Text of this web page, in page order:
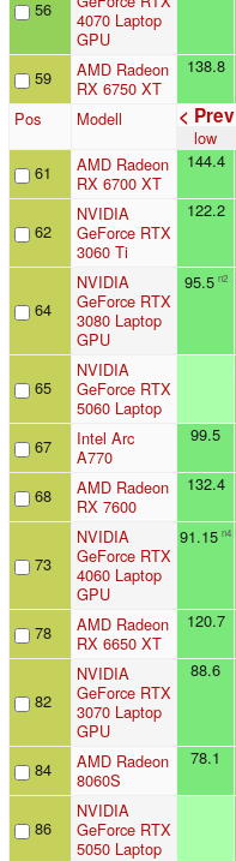
56
4070 Laptop
GPU
59
AMD Radeon
RX 6750 XT
138.8
Pos Modell < Prev
low
61
AMD Radeon
RX 6700 XT
144.4
62
NVIDIA
GeForce RTX
3060 Ti
122.2
64
NVIDIA
GeForce RTX
3080 Laptop
GPU
95.5 n2
65
NVIDIA
GeForce RTX
5060 Laptop
67
Intel Arc
A770
99.5
68
AMD Radeon
RX 7600
132.4
73
NVIDIA
GeForce RTX
4060 Laptop
GPU
91.15 n4
78
AMD Radeon
RX 6650 XT
120.7
82
NVIDIA
GeForce RTX
3070 Laptop
GPU
88.6
84
AMD Radeon
8060S
78.1
86
NVIDIA
GeForce RTX
5050 Laptop